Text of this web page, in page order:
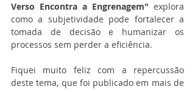
Verso Encontra a Engrenagem" explora
como a subjetividade pode fortalecer a
tomada de decisão e humanizar os
processos sem perder a eficiência.
Fiquei muito feliz com a repercussão
deste tema, que foi publicado em mais de